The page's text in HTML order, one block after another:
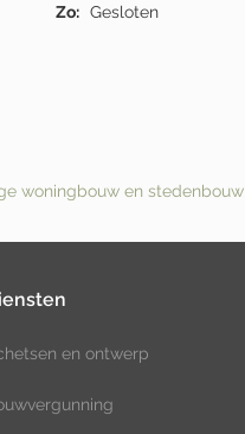
Zo: Gesloten
woningbouw en stedenbouw
en ontwerp